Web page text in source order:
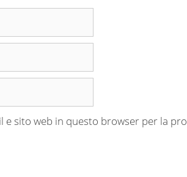
e sito web in questo browser per la